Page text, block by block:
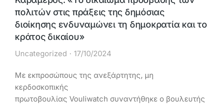
πολιτών στις πράξεις της δημόσιας
διοίκησης ενδυναμώνει τη δημοκρατία και το
κράτος δικαίου»
Uncategorized 17/10/2024
Με εκπροσώπους της ανεξάρτητης, μη
κερδοσκοπικής
πρωτοβουλίας Vouliwatch συναντήθηκε ο βουλευτής